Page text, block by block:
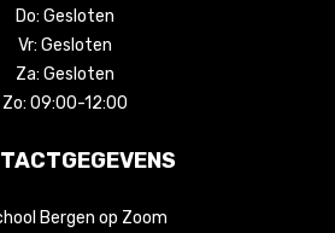
Do: Gesloten
Vr: Gesloten
Za: Gesloten
Zo: 09:00-12:00
Bergen op Zoom